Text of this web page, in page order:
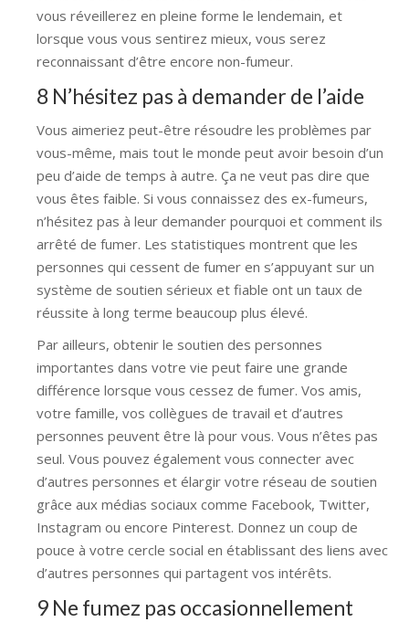
vous réveillerez en pleine forme le lendemain, et
lorsque vous vous sentirez mieux, vous serez
reconnaissant d’être encore non-fumeur.
8 N’hésitez pas à demander de l’aide
Vous aimeriez peut-être résoudre les problèmes par
vous-même, mais tout le monde peut avoir besoin d’un
peu d’aide de temps à autre. Ça ne veut pas dire que
vous êtes faible. Si vous connaissez des ex-fumeurs,
n’hésitez pas à leur demander pourquoi et comment ils
arrêté de fumer. Les statistiques montrent que les
personnes qui cessent de fumer en s’appuyant sur un
système de soutien sérieux et fiable ont un taux de
réussite à long terme beaucoup plus élevé.
Par ailleurs, obtenir le soutien des personnes
importantes dans votre vie peut faire une grande
différence lorsque vous cessez de fumer. Vos amis,
votre famille, vos collègues de travail et d’autres
personnes peuvent être là pour vous. Vous n’êtes pas
seul. Vous pouvez également vous connecter avec
d’autres personnes et élargir votre réseau de soutien
grâce aux médias sociaux comme Facebook, Twitter,
Instagram ou encore Pinterest. Donnez un coup de
pouce à votre cercle social en établissant des liens avec
d’autres personnes qui partagent vos intérêts.
9 Ne fumez pas occasionnellement